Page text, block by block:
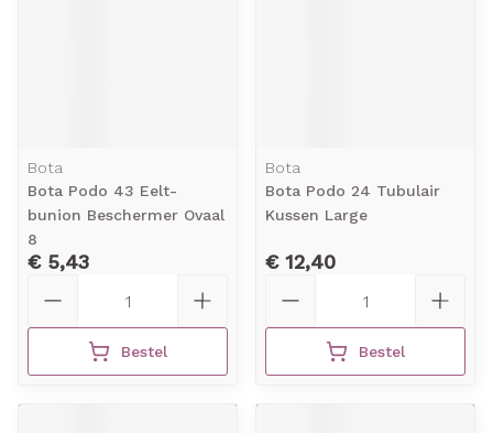
Bota
Bota Podo 43 Eelt-
bunion Beschermer Ovaal
8
€ 5,43
Bestel
Bota
Bota Podo 24 Tubulair
Kussen Large
€ 12,40
Bestel